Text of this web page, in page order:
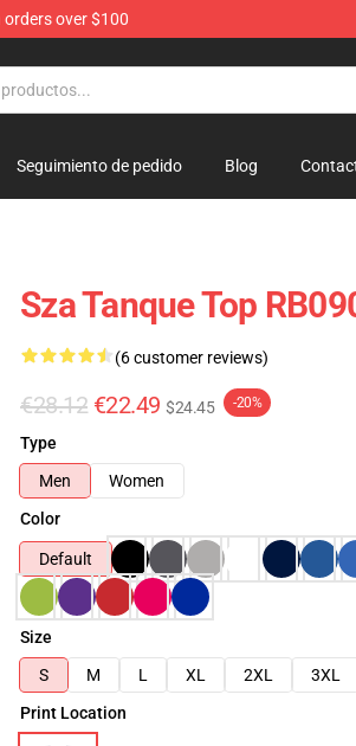
over $100
Seguimiento de pedido Blog
Sza Tanque Top
(6 customer reviews)
€28.12 €22.49 $24.45 -20%
Type
Men
Women
Color
Default
Size
S
M L XL 2XL 3XL
Print Location